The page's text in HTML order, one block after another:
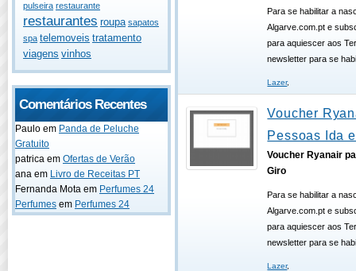
pulseira restaurante
restaurantes roupa sapatos
spa telemoveis tratamento
viagens vinhos
Comentários Recentes
Paulo em Panda de Peluche
Gratuito
patrica em Ofertas de Verão
ana em Livro de Receitas PT
Fernanda Mota em Perfumes 24
Perfumes em Perfumes 24
Para se habilitar a
Algarve.com.pt e
para aquiescer aos
newsletter para se
Lazer,
Voucher
Pessoas Ida
Voucher Ryanair
Giro
Para se habilitar a
Algarve.com.pt e
para aquiescer aos
newsletter para se
Lazer,